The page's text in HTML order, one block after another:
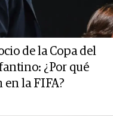
de la Copa del
¿Por qué
la FIFA?